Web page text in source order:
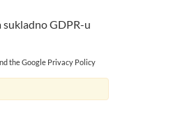
GDPR-u
the Google Privacy Policy